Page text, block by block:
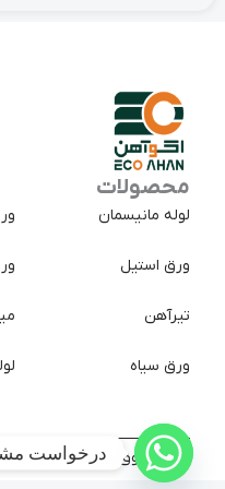
محصولات
لوله مانیسمان
ورق استیل
تیرآهن
ورق سیاه
کلیه حقوق سایت متعلق به
درخواست